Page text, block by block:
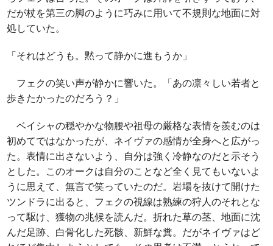
だが杖を第三の脚のように巧みに用いて不規則な地面に対
処していた。
「それはどうも。黙って静かに進もうか」
フェクの笑い声が静かに響いた。「あの凛々しい若者と
歩きたかったのだろう？」
ベイシャの穏やかな物腰や祖母の厳格な表情を羨むのは
初めてではなかったが、ネイヴァの感情が全身へと広がっ
た。表情に出さないよう、自分は強く冷静なのだと示そう
とした。このオークは自分のことなど全く見てもいないよ
うに思えて、無言で笑っていたのだ。岩場を抜けて開けた
ツンドラに出ると、フェクの視線は熟練の狩人のそれとな
って駆け、獲物の兆候を読んだ。折れた草の茎、地面に沈
んだ足跡、白骨化した死骸、新鮮な糞。だがネイヴァはど